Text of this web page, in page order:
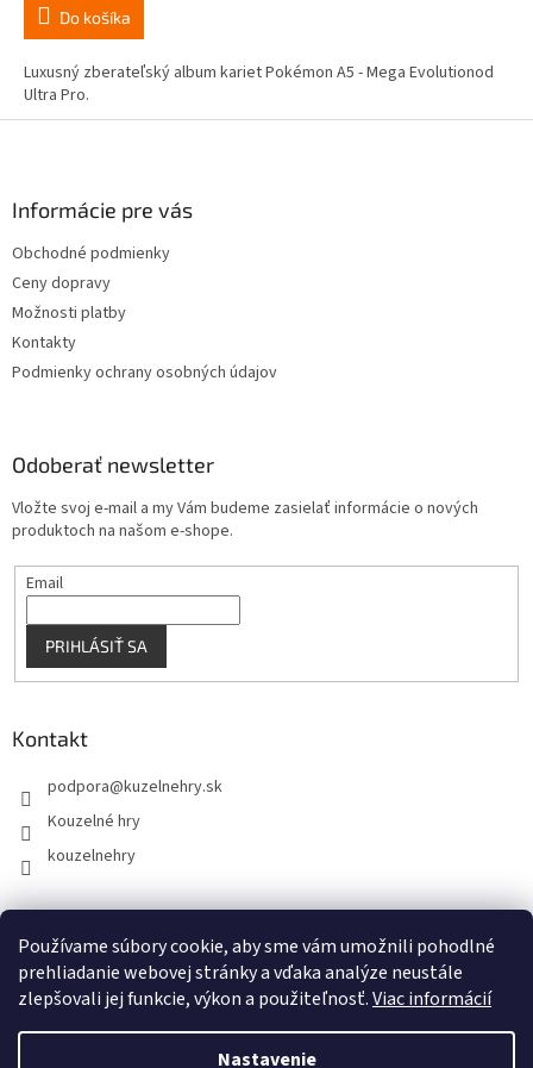
Používame súbory cookie, aby sme vám umožnili pohodlné
prehliadanie webovej stránky a vďaka analýze neustále
zlepšovali jej funkcie, výkon a použiteľnosť.Viac informácií
Nastavenie
Do košíka
Luxusný zberateľský album kariet Pokémon A5 - Mega Evolutionod
Ultra Pro.
Informácie pre vás
Obchodné podmienky
Ceny dopravy
Možnosti platby
Kontakty
Podmienky ochrany osobných údajov
Odoberať newsletter
Vložte svoj e-mail a my Vám budeme zasielať informácie o nových
produktoch na našom e-shope.
Email
PRIHLÁSIŤ SA
Kontakt
podpora@kuzelnehry.sk
Kouzelné hry
kouzelnehry
KouzelneHry.cz Gamebrand.sk